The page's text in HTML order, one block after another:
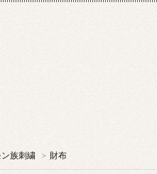
ン族刺繍 > 財布